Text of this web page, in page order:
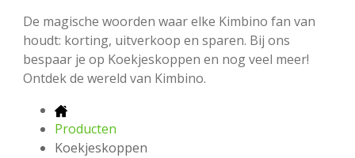
De magische woorden waar elke Kimbino fan van
houdt: korting, uitverkoop en sparen. Bij ons
bespaar je op Koekjeskoppen en nog veel meer!
Ontdek de wereld van Kimbino.
Producten
Koekjeskoppen